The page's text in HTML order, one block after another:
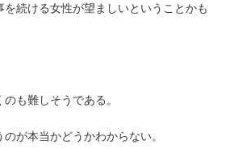
を続ける女性が望ましいということかも
も難しそうである。
が本当かどうかわからない。